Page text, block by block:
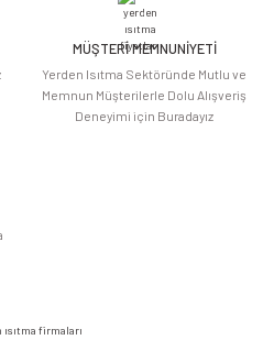
pahalı.
olmalı.
MÜŞTERİ MEMNUNİYETİ
Yerden Isıtma Sektöründe Mutlu ve
Memnun Müşterilerle Dolu Alışveriş
Deneyimi için Buradayız